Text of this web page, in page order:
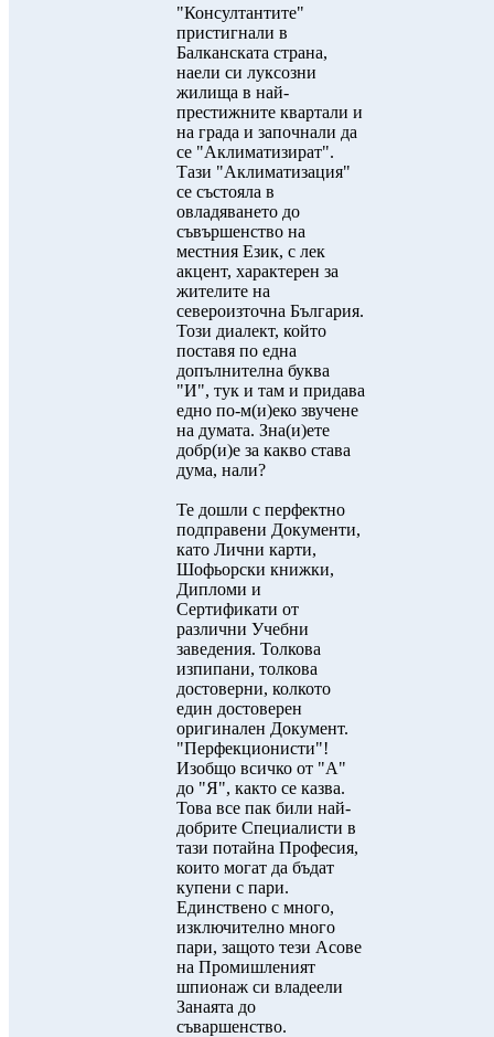
"Консултантите"
пристигнали в
Балканската страна,
наели си луксозни
жилища в най-
престижните квартали и
на града и започнали да
се "Аклиматизират".
Тази "Аклиматизация"
се състояла в
овладяването до
съвършенство на
местния Език, с лек
акцент, характерен за
жителите на
североизточна България.
Този диалект, който
поставя по една
допълнителна буква
"И", тук и там и придава
едно по-м(и)еко звучене
на думата. Зна(и)ете
добр(и)е за какво става
дума, нали?
Те дошли с перфектно
подправени Документи,
като Лични карти,
Шофьорски книжки,
Дипломи и
Сертификати от
различни Учебни
заведения. Толкова
изпипани, толкова
достоверни, колкото
един достоверен
оригинален Документ.
"Перфекционисти"!
Изобщо всичко от "А"
до "Я", както се казва.
Това все пак били най-
добрите Специалисти в
тази потайна Професия,
които могат да бъдат
купени с пари.
Единствено с много,
изключително много
пари, защото тези Асове
на Промишленият
шпионаж си владеели
Занаята до
съваршенство.